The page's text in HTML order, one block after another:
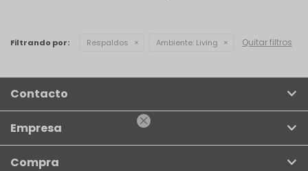

Filtrando por: Respaldos Ambiente: Living Quitar filtros
Contacto
Empresa
Compra